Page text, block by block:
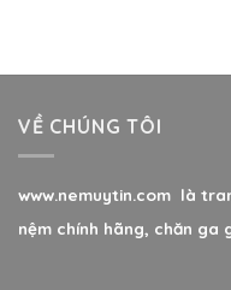
VỀ CHÚNG TÔI
www.nemuytin.com là
nệm chính hãng, chăn ga